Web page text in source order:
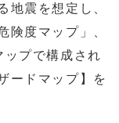
地震を想定し、
険度マップ」、
ップで構成され
ードマップ】を